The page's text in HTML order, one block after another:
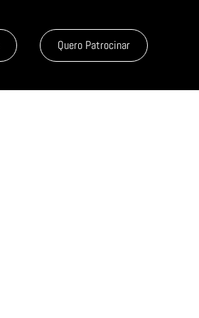
Quero Patrocinar